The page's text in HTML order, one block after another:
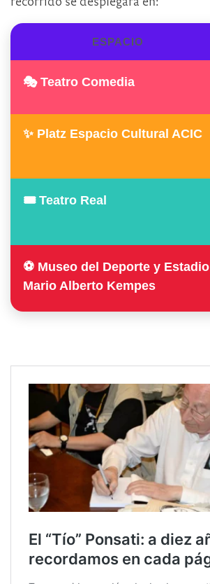
ESPACIO
🎭 Teatro Comedia
✨ Platz Espacio Cultural ACIC
🎟️ Teatro Real
⚽ Museo del Deporte y Estadio
Mario Alberto Kempes